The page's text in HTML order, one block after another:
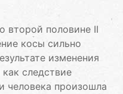
второй половине II
косы сильно
изменения
следствие
человека произошла